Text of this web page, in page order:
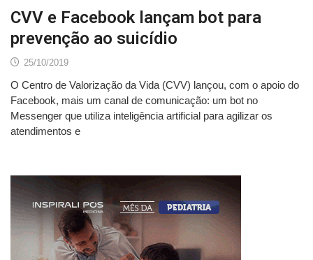
CVV e Facebook lançam bot para
prevenção ao suicídio
25/10/2019
O Centro de Valorização da Vida (CVV) lançou, com o apoio do
Facebook, mais um canal de comunicação: um bot no
Messenger que utiliza inteligência artificial para agilizar os
atendimentos e